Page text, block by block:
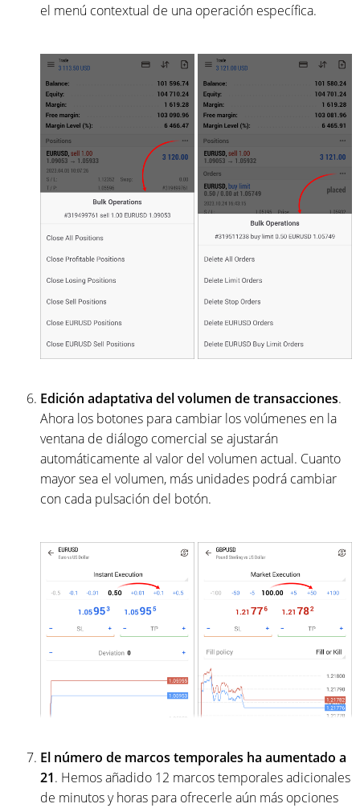
el menú contextual de una operación específica.
Edición adaptativa del volumen de transacciones.
Ahora los botones para cambiar los volúmenes en la
ventana de diálogo comercial se ajustarán
automáticamente al valor del volumen actual. Cuanto
mayor sea el volumen, más unidades podrá cambiar
con cada pulsación del botón.
El número de marcos temporales ha aumentado a
21. Hemos añadido 12 marcos temporales adicionales
de minutos y horas para ofrecerle aún más opciones